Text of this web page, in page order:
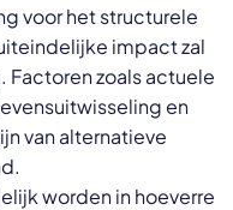
voor het structurele
impact zal
Factoren zoals actuele
en
van alternatieve
worden in hoeverre